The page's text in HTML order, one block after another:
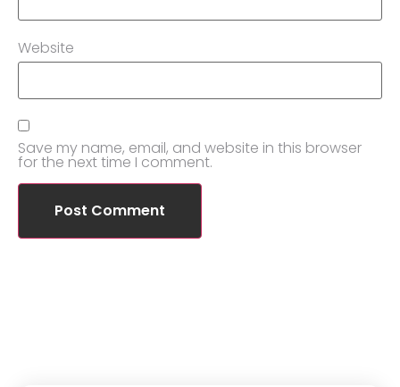
Website
Save my name, email, and website in this browser
for the next time I comment.